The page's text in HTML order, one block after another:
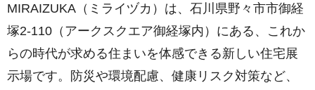
MIRAIZUKA（ミライヅカ）は、石川県野々市市御経
塚2-110（アークスクエア御経塚内）にある、これか
らの時代が求める住まいを体感できる新しい住宅展
示場です。防災や環境配慮、健康リスク対策など、